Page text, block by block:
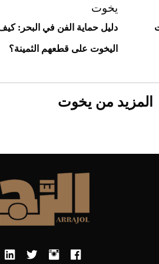
يخوت
دليل حماية الفن في البحر:
اليخوت على قطعهم الثمينة؟
المزيد من يخوت